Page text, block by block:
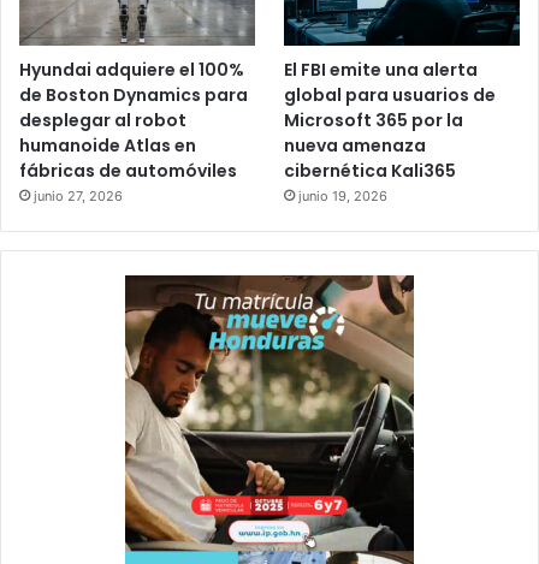
Hyundai adquiere el 100%
de Boston Dynamics para
desplegar al robot
humanoide Atlas en
fábricas de automóviles
junio 27, 2026
El FBI emite una alerta
global para usuarios de
Microsoft 365 por la
nueva amenaza
cibernética Kali365
junio 19, 2026